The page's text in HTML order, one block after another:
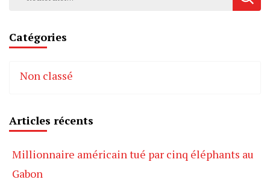
Catégories
Non classé
Articles récents
Millionnaire américain tué par cinq éléphants au
Gabon